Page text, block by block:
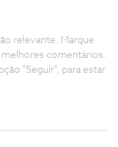
relevante. Marque
melhores comentários.
"Seguir", para estar